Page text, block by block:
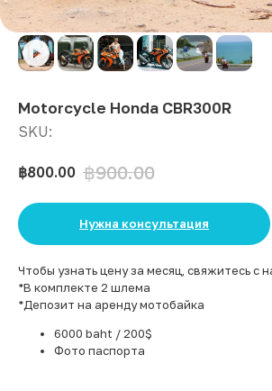
Motorcycle Honda CBR300R
SKU:
฿800.00 ฿900.00
Нужна консультация
Чтобы узнать цену за месяц, свяжитесь с
*В комплекте 2 шлема
*Депозит на аренду мотобайка
6000 baht / 200$
Фото паспорта